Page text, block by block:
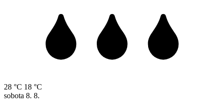
28 °C 18 °C
sobota 8. 8.